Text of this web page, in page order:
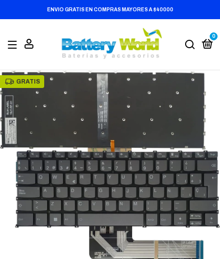
ENVIO GRATIS EN COMPRAS MAYORES A $40000
0
GRATIS